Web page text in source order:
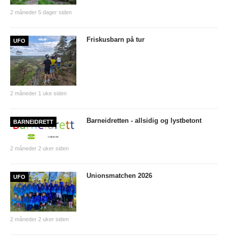
PERSONVERN
MEDLEMSFORDELER
FORSIKRINGER
POLITIATTEST
GRASROTANDELEN
HANDLINGSDOKUMENT
HISTORISK
2 måneder 5 dager siden
UFO
2 måneder 1 uke siden
Friskusbarn på tur
BARNEIDRETT
2 måneder 2 uker siden
Barneidretten - allsidig og lystbetont
UFO
2 måneder 2 uker siden
Unionsmatchen 2026